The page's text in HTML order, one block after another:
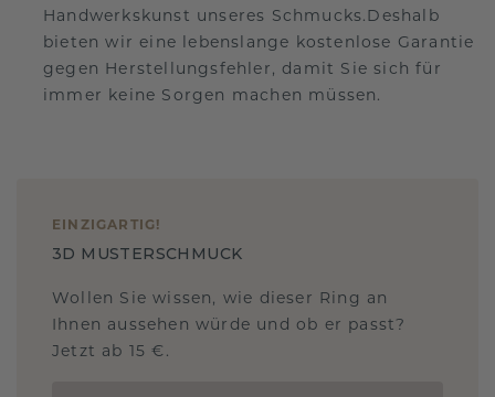
Handwerkskunst unseres Schmucks.Deshalb
bieten wir eine lebenslange kostenlose Garantie
gegen Herstellungsfehler, damit Sie sich für
immer keine Sorgen machen müssen.
EINZIGARTIG !
3D MUSTERSCHMUCK
Wollen Sie wissen, wie dieser Ring an
Ihnen aussehen würde und ob er passt?
Jetzt ab 15 €.